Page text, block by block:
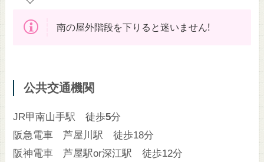
南の屋外階段を下りると迷いません!
公共交通機関
JR甲南山手駅 徒歩5分
阪急電車 芦屋川駅 徒歩18分
阪神電車 芦屋駅or深江駅 徒歩12分